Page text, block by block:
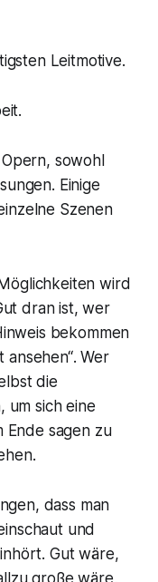
Leitmotive.
sowohl
Einige
Szenen
wird
dran ist, wer
bekommen
ansehen“. Wer
die
um sich eine
Ende sagen zu
dass man
und
Gut wäre,
große wäre,